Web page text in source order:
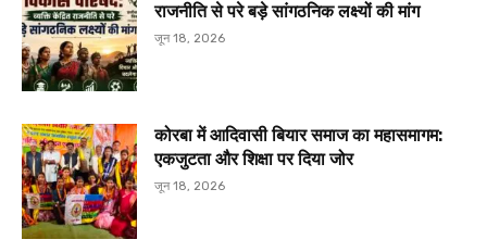
राजनीति से परे बड़े सांगठनिक लक्ष्यों की मांग
जून 18, 2026
कोरबा में आदिवासी बियार समाज का महासमागम:
एकजुटता और शिक्षा पर दिया जोर
जून 18, 2026